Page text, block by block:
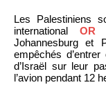
Les Palestiniens
internationalOR
Johannesburg et
empêchés
d’Israël sur leur
l’avion pendant 12